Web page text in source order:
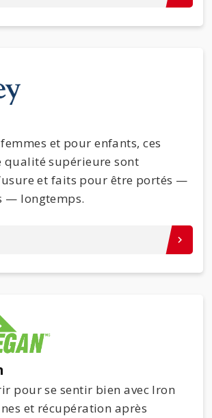
et pour enfants, ces
qualité supérieure sont
et faits pour être portés —
— longtemps.
keyboard_arrow_right
pour se sentir bien avec Iron
et récupération après